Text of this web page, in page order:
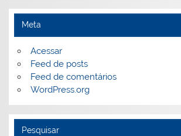
Meta
Acessar
Feed de posts
Feed de comentários
WordPress.org
Pesquisar